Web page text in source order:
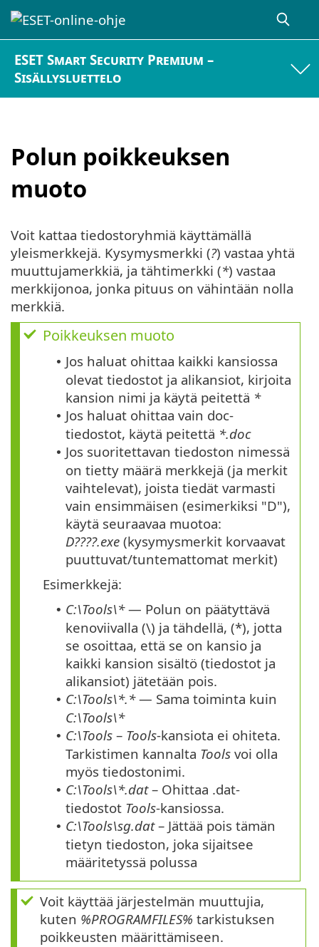
ESET Smart Security Premium –
Sisällysluettelo
Polun poikkeuksen
muoto
Voit kattaa tiedostoryhmiä käyttämällä
yleismerkkejä. Kysymysmerkki (?) vastaa yhtä
muuttujamerkkiä, ja tähtimerkki (*) vastaa
merkkijonoa, jonka pituus on vähintään nolla
merkkiä.
Poikkeuksen muoto
• Jos haluat ohittaa kaikki kansiossa
olevat tiedostot ja alikansiot, kirjoita
kansion nimi ja käytä peitettä *
• Jos haluat ohittaa vain doc-
tiedostot, käytä peitettä *.doc
• Jos suoritettavan tiedoston nimessä
on tietty määrä merkkejä (ja merkit
vaihtelevat), joista tiedät varmasti
vain ensimmäisen (esimerkiksi "D"),
käytä seuraavaa muotoa:
D????.exe (kysymysmerkit korvaavat
puuttuvat/tuntemattomat merkit)
Esimerkkejä:
• C:\Tools\*— Polun on päätyttävä
kenoviivalla (\) ja tähdellä, (*), jotta
se osoittaa, että se on kansio ja
kaikki kansion sisältö (tiedostot ja
alikansiot) jätetään pois.
• C:\Tools\*.*— Sama toiminta kuin
C:\Tools\*
• C:\Tools – Tools-kansiota ei ohiteta.
Tarkistimen kannalta Tools voi olla
myös tiedostonimi.
• C:\Tools\*.dat– Ohittaa .dat-
tiedostot Tools-kansiossa.
• C:\Tools\sg.dat– Jättää pois tämän
tietyn tiedoston, joka sijaitsee
määritetyssä polussa
Voit käyttää järjestelmän muuttujia,
kuten %PROGRAMFILES% tarkistuksen
poikkeusten määrittämiseen.